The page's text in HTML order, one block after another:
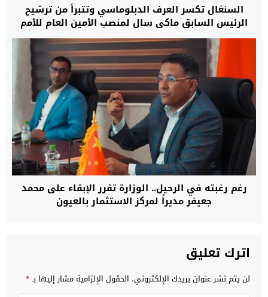
السنغال تكسر العرف الدبلوماسي وتتبرأ من ترشيح
الرئيس السابق ماكي سال لمنصب الأمين العام للأمم
المتحدة
رغم رغبته في الرحيل.. الوزارة تقرر الإبقاء على محمد
جعيفر مديراً لمركز الاستثمار بالعيون
اترك تعليق
لن يتم نشر عنوان بريدك الإلكتروني. الحقول الإلزامية مشار إليها بـ*